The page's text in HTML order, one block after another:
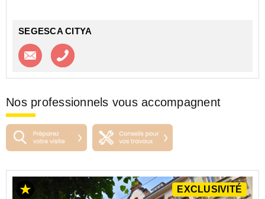
SEGESCA CITYA
Contacter l'agence
Nos professionnels vous accompagnent
EXCLUSIVITÉ